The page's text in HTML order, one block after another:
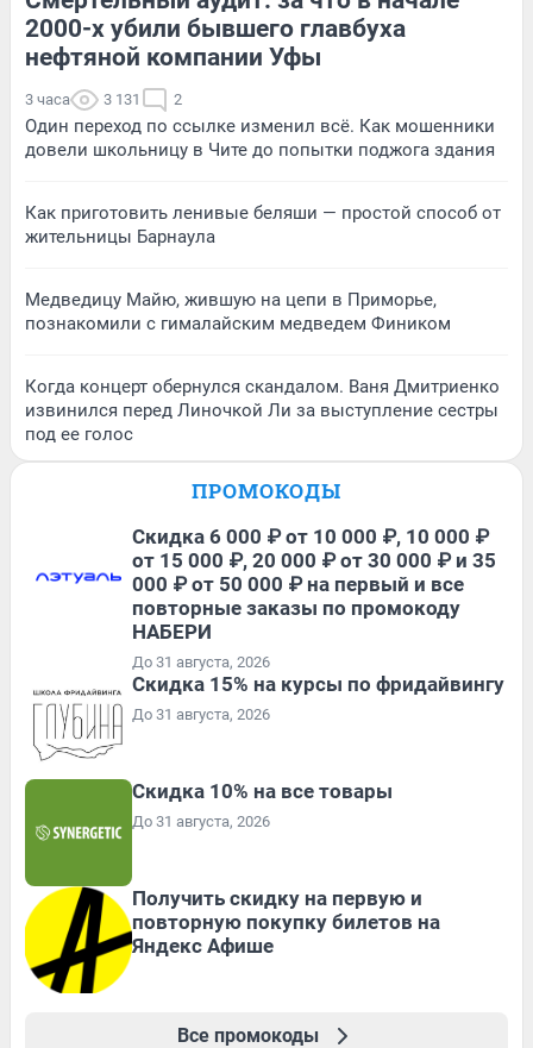
2000-х убили бывшего главбуха
нефтяной компании Уфы
3 часа 3 131 2
Один переход по ссылке изменил всё. Как мошенники
довели школьницу в Чите до попытки поджога здания
Как приготовить ленивые беляши — простой способ от
жительницы Барнаула
Медведицу Майю, жившую на цепи в Приморье,
познакомили с гималайским медведем Фиником
Когда концерт обернулся скандалом. Ваня Дмитриенко
извинился перед Линочкой Ли за выступление сестры
под ее голос
ПРОМОКОДЫ
Скидка 6 000 ₽ от 10 000 ₽, 10 000 ₽
от 15 000 ₽, 20 000 ₽ от 30 000 ₽ и 35
000 ₽ от 50 000 ₽ на первый и все
повторные заказы по промокоду
НАБЕРИ
До 31 августа, 2026
Скидка 15% на курсы по фридайвингу
До 31 августа, 2026
Скидка 10% на все товары
До 31 августа, 2026
Получить скидку на первую и
повторную покупку билетов на
Яндекс Афише
Все промокоды